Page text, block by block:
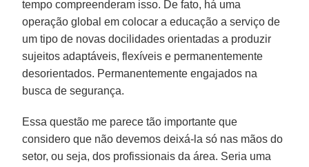
tempo compreenderam isso. De fato, há uma
operação global em colocar a educação a serviço de
um tipo de novas docilidades orientadas a produzir
sujeitos adaptáveis, flexíveis e permanentemente
desorientados. Permanentemente engajados na
busca de segurança.
Essa questão me parece tão importante que
considero que não devemos deixá-la só nas mãos do
setor, ou seja, dos profissionais da área. Seria uma